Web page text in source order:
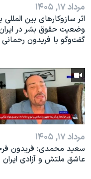
مرداد ۱۷, ۱۴۰۵
اثر ساز‌و‌کارهای بین المللی
وضعیت حقوق بشر در
گفت‌وگو با فریدون رحمانی
مرداد ۱۷, ۱۴۰۵
سعید محمدی: فریدون
عاشق ملتش و آزادی ایران